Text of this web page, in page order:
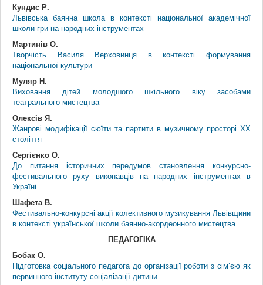
Кундис Р.
Львівська баянна школа в контексті національної академічної
школи гри на народних інструментах
Мартинів О.
Творчість Василя Верховинця в контексті формування
національної культури
Муляр Н.
Виховання дітей молодшого шкільного віку засобами
театрального мистецтва
Олексів Я.
Жанрові модифікації сюїти та партити в музичному просторі ХХ
століття
Сергієнко О.
До питання історичних передумов становлення конкурсно-
фестивального руху виконавців на народних інструментах в
Україні
Шафета В.
Фестивально-конкурсні акції колективного музикування Львівщини
в контексті української школи баянно-акордеонного мистецтва
ПЕДАГОГІКА
Бобак О.
Підготовка соціального педагога до організації роботи з сім’єю як
первинного інституту соціалізації дитини